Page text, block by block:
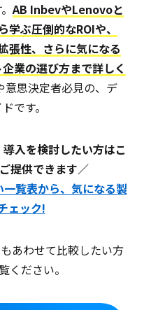
AB InbevやLenovoと
ぶ圧倒的なROIや、
張性、さらに気になる
業の選び方まで詳しく
意思決定者必見の、デ
です。
入を検討したい方はこ
提供できます／
覧表から、気になる製
ェック!
あわせて比較したい方
ください。